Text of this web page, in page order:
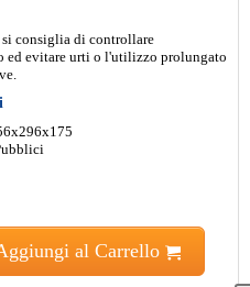
si consiglia di controllare
ed evitare urti o l'utilizzo prolungato
al Carrello